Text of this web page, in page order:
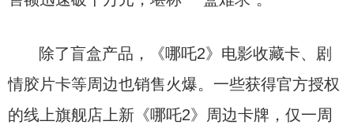
除了盲盒产品，《哪吒2》电影收藏卡、剧
情胶片卡等周边也销售火爆。一些获得官方授权
的线上旗舰店上新《哪吒2》周边卡牌，仅一周